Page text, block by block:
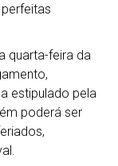
quarta-feira da
estipulado pela
poderá ser